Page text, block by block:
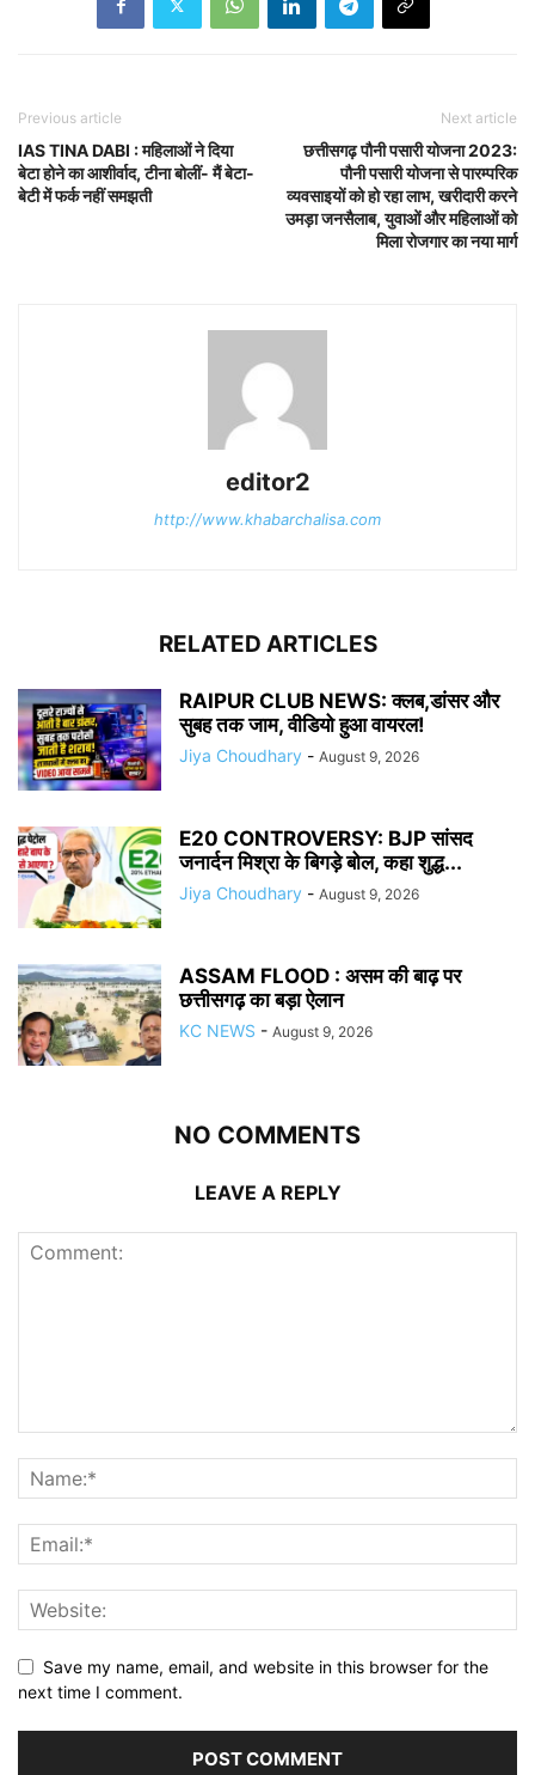
Previous article
IAS TINA DABI : महिलाओं ने दिया
बेटा होने का आशीर्वाद, टीना बोलीं- मैं बेटा-
बेटी में फर्क नहीं समझती
Next article
छत्तीसगढ़ पौनी पसारी योजना 2023:
पौनी पसारी योजना से पारम्परिक
व्यवसाइयों को हो रहा लाभ, खरीदारी करने
उमड़ा जनसैलाब, युवाओं और महिलाओं को
मिला रोजगार का नया मार्ग
editor2
http://www.khabarchalisa.com
RELATED ARTICLES
RAIPUR CLUB NEWS: क्लब,डांसर और
सुबह तक जाम, वीडियो हुआ वायरल!
Jiya Choudhary - August 9, 2026
E20 CONTROVERSY: BJP सांसद
जनार्दन मिश्रा के बिगड़े बोल, कहा शुद्ध...
Jiya Choudhary - August 9, 2026
ASSAM FLOOD : असम की बाढ़ पर
छत्तीसगढ़ का बड़ा ऐलान
KC NEWS - August 9, 2026
NO COMMENTS
LEAVE A REPLY
Save my name, email, and website in this browser for the
next time I comment.